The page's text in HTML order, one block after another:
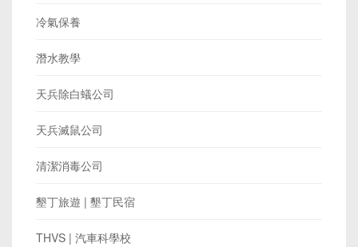
冷氣保養
潛水教學
天兵除白蟻公司
天兵滅鼠公司
清潔消毒公司
墾丁旅遊 | 墾丁民宿
THVS | 汽車科學校